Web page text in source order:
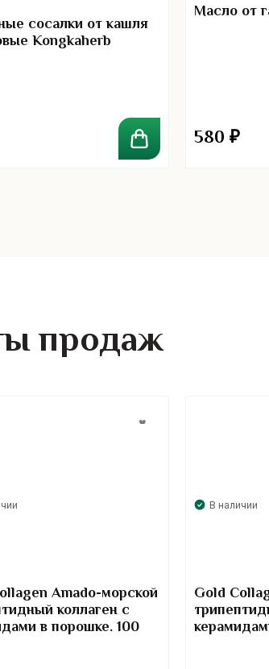
сосалки от кашля
Kongkaherb
Масло от
580 ₽
продаж
Amado-морской
коллаген с
в порошке. 100
В наличии
Gold